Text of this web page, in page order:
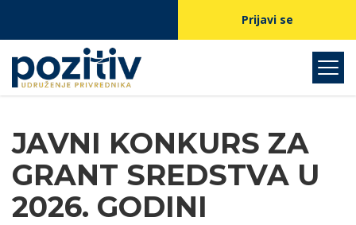
Prijavi se
JAVNI KONKURS ZA
GRANT SREDSTVA U
2026. GODINI